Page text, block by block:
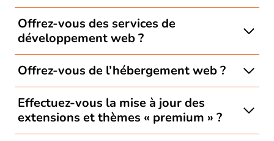
Offrez-vous des services de
développement web ?
Offrez-vous de l’hébergement web ?
Effectuez-vous la mise à jour des
extensions et thèmes « premium » ?